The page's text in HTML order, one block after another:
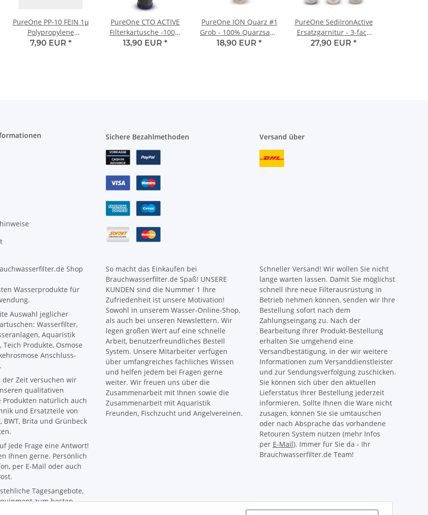
PureOne PP-10 FEIN 1µ
Polypropylene
Blockfilter für 10 Zoll
7,90 EUR *
PureOne CTO ACTIVE
Filterkartusche -100%
Kokos Aktivkohleblock
13,90 EUR *
PureOne ION Quarz #1
Grob - 100% Quarzsand
zur Enteisenung u.
18,90 EUR *
PureOne SediIronActive
Ersatzgarnitur - 3-fach
Set | Sediment,
27,90 EUR *
Sichere Bezahlmethoden Versand über
Shop
Wasserprodukte für
Auswahl jeglicher
Wasserfilter,
Aquaristik
Teich Produkte, Osmose
Anschluss-
der Zeit versuchen wir
qualitativen
Produkten natürlich auch
und Ersatzteile von
BWT, Brita und Grünbeck
jede Frage eine Antwort!
Ihnen gerne. Persönlich
per E-Mail oder auch
Tagesangebote,
zum besten
So macht das Einkaufen bei
Brauchwasserfilter.de Spaß! UNSERE
KUNDEN sind die Nummer 1 Ihre
Zufriedenheit ist unsere Motivation!
Sowohl in unserem Wasser-Online-Shop,
als auch bei unseren Newslettern. Wir
legen großen Wert auf eine schnelle
Arbeit, benutzerfreundliches Bestell
System. Unsere Mitarbeiter verfügen
über umfangreiches fachliches Wissen
und helfen jedem bei Fragen gerne
weiter. Wir freuen uns über die
Zusammenarbeit mit Ihnen sowie die
Zusammenarbeit mit Aquaristik
Freunden, Fischzucht und Angelvereinen.
Schneller Versand! Wir wollen Sie nicht
lange warten lassen. Damit Sie möglichst
schnell Ihre neue Filterausrüstung in
Betrieb nehmen können, senden wir Ihre
Bestellung sofort nach dem
Zahlungseingang zu. Nach der
Bearbeitung Ihrer Produkt-Bestellung
erhalten Sie umgehend eine
Versandbestätigung, in der wir weitere
Informationen zum Versanddienstleister
und zur Sendungsverfolgung zuschicken.
Sie können sich über den aktuellen
Lieferstatus Ihrer Bestellung jederzeit
informieren. Sollte Ihnen die Ware nicht
zusagen, können Sie sie umtauschen
oder nach Absprache das vorhandene
Retouren System nutzen (mehr Infos
per E-Mail). Immer für Sie da - Ihr
Brauchwasserfilter.de Team!